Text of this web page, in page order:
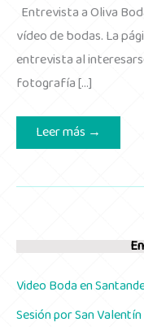
Entrevista a Oliva
vídeo de bodas. La
entrevista al
fotografía […]
Entrevista
a
en
Fotografía
y
Leer más →
Video Boda en
Sesión por San Valentín